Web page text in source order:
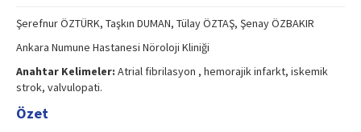
Şerefnur ÖZTÜRK, Taşkın DUMAN, Tülay ÖZTAŞ, Şenay ÖZBAKIR
Ankara Numune Hastanesi Nöroloji Kliniği
Anahtar Kelimeler: Atrial fibrilasyon , hemorajik infarkt, iskemik
strok, valvulopati.
Özet